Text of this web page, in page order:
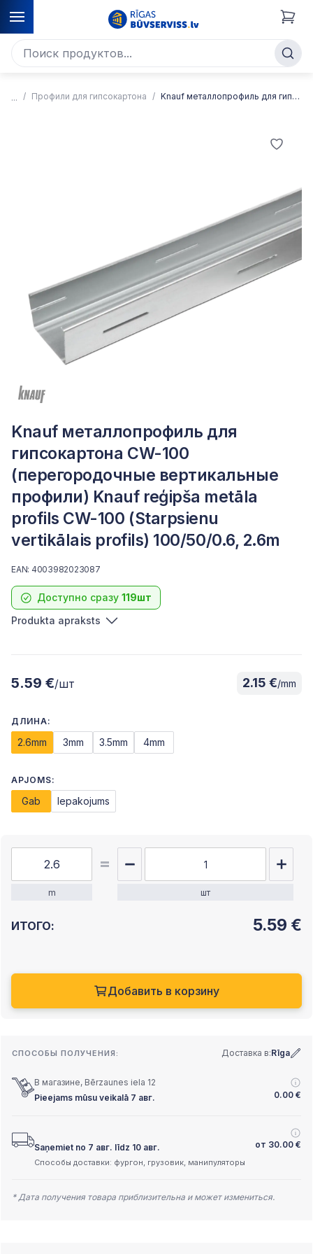
Профили для гипсокартона Knauf металлопрофиль для гипсокартона CW-100 (перегородочные вертикальные профили)
Knauf металлопрофиль для
гипсокартона CW-100
(перегородочные вертикальные
профили) Knauf reģipša metāla
profils CW-100 (Starpsienu
vertikālais profils) 100/50/0.6, 2.6m
Доступно сразу 119шт
EAN: 4003982023087
Produkta apraksts
5.59 €/шт 2.15 €/mm
ДЛИНА:
2.6mm 3mm 3.5mm 4mm
APJOMS:
Gab Iepakojums
m шт
ИТОГО: 5.59 €
Добавить в корзину
СПОСОБЫ ПОЛУЧЕНИЯ: Доставка в:Rīga
В магазине, Bērzaunes iela 12
Pieejams mūsu veikalā 7 авг.
0.00 €
Saņemiet no 7 авг. līdz 10 авг. от 30.00 €
Способы доставки: фургон, грузовик, манипуляторы
* Дата получения товара приблизительна и может измениться.